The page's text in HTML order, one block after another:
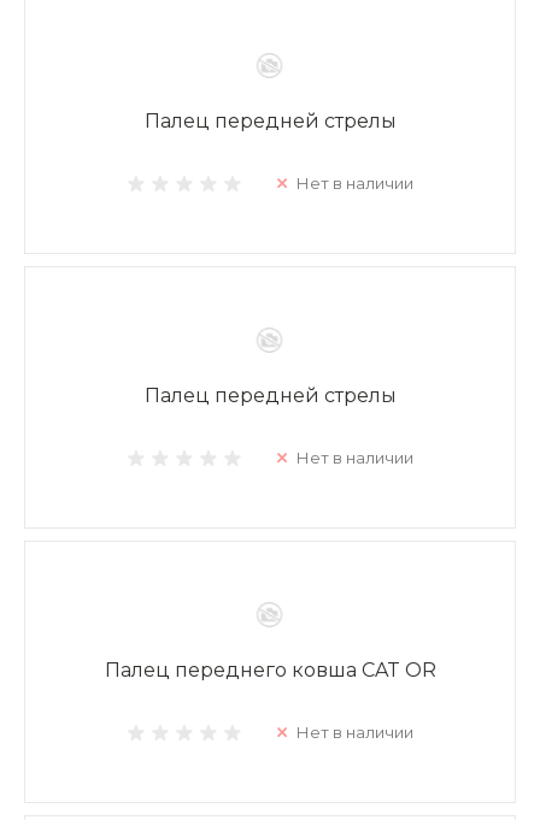
Палец передней стрелы
Нет в наличии
Палец передней стрелы
Нет в наличии
Палец переднего ковша CAT OR
Нет в наличии